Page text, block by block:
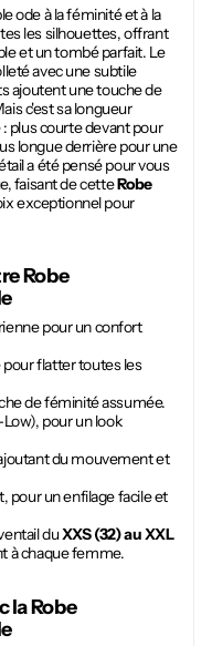
ode à la féminité et à la
les silhouettes, offrant
et un tombé parfait. Le
avec une subtile
ajoutent une touche de
c'est sa longueur
plus courte devant pour
longue derrière pour une
a été pensé pour vous
faisant de cetteRobe
exceptionnel pour
Robe
pour un confort
flatter toutes les
de féminité assumée.
pour un look
du mouvement et
pour un enfilage facile et
duXXS (32) au XXL
à chaque femme.
laRobe